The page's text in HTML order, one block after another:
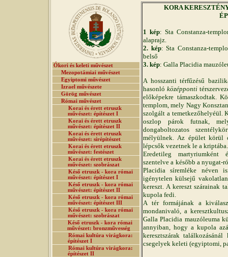
Ókori és keleti művészet
Mezopotámiai művészet
Egyiptomi művészet
Izrael művészete
Görög művészet
Római művészet
Korai és érett etruszk
művészet: építészet I
Korai és érett etruszk
művészet: építészet II
Korai és érett etruszk
művészet: sírépítészet
Korai és érett etruszk
művészet: festészet
Korai és érett etruszk
művészet: szobrászat
Késő etruszk - kora római
művészet: építészet I
Késő etruszk - kora római
művészet: építészet II
Késő etruszk - kora római
művészet: építészet III
Késő etruszk - kora római
művészet: szobrászat
Késő etruszk - kora római
művészet: bronzművesség
Római kultúra virágkora:
építészet I
Római kultúra virágkora:
építészet II
KORA
1 kép: Sta Constanza-
alaprajz.
2. kép: Sta Constanza-
belső
3. kép: Galla Placidia
A hosszanti térfűzésű
hasonlóközépponti
előképekre támaszkodtak.
templom, mely Nagy
szolgált a temetkezőhelyéül.
oszlop párok futnak,
dongaboltozatos
mélyülnek. Az épület körül
lépcsők vezetnek le a kriptába.
Eredetileg martyriumként
szentelve a később a nyugat-
Placidia síremléke néven
igénytelen külsejű
kereszt. A kereszt szárainak
kupola fedi.
A tér formájának a
mondanivaló, a
Galla Placidia mauzóleuma
annyiban, hogy a kupola
keresztszárak
csegelyek keleti (egyiptomi,